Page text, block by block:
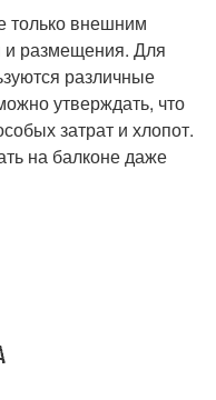
только внешним
и размещения. Для
различные
утверждать, что
затрат и хлопот.
на балконе даже